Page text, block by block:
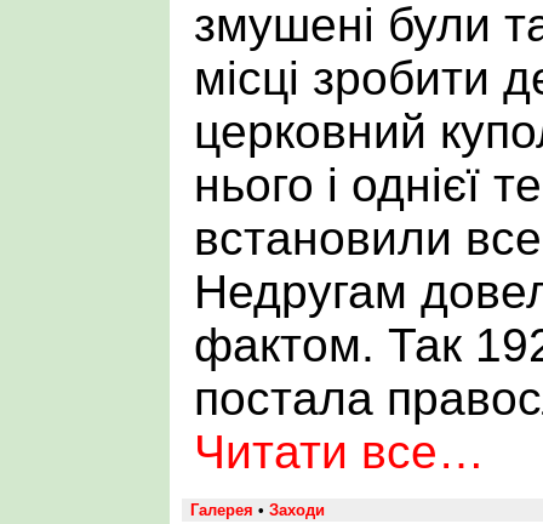
змушені були
місці зробити
церковний
нього і однієї
встановили
Недругам
фактом. Так
постала
Читати все…
Галерея • Заходи